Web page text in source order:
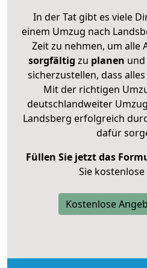
In der Tat gibt es viele
einem Umzug nach
Zeit zu nehmen, um alle
sorgfältig zu planen und
sicherzustellen, dass
Mit der richtigen
deutschlandweiter
Landsberg erfolgreich
dafür
Füllen Sie jetzt das
Sie
Kostenlose